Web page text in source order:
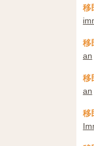
移
移
an
移
an
移